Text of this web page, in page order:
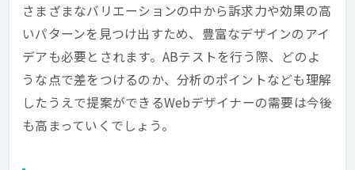
さまざまなバリエーションの中から訴求力や効果の高
いパターンを見つけ出すため、豊富なデザインのアイ
デアも必要とされます。ABテストを行う際、どのよ
うな点で差をつけるのか、分析のポイントなども理解
したうえで提案ができるWebデザイナーの需要は今後
も高まっていくでしょう。